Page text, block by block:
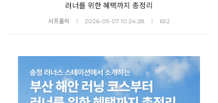
러너를 위한 혜택까지 총정리
서프홀릭 ㅣ 2026-05-07 10:24:28 ㅣ 692